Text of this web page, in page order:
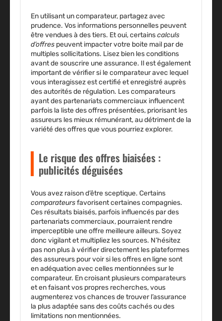
En utilisant uncomparateur, partagez avec
prudence. Vos informations personnelles peuvent
être vendues à destiers. Et oui, certainscalculs
d’offres peuvent impacter votre boite mail par de
multiples sollicitations. Lisez bien les conditions
avant de souscrire une assurance. Il est également
important de vérifier si le comparateur avec lequel
vous interagissez est certifié et enregistré auprès
des autorités de régulation. Les comparateurs
ayant des partenariats commerciaux influencent
parfois la liste des offres présentées, priorisant les
assureurs les mieux rémunérant, au détriment de la
variété des offres que vous pourriez explorer.
Le risque des offres biaisées :
publicités déguisées
Vous avez raison d’être sceptique. Certains
comparateursfavorisent certaines compagnies.
Ces résultats biaisés, parfois influencés par des
partenariats commerciaux, pourraient rendre
imperceptible une offre meilleure ailleurs. Soyez
donc vigilant et multipliez les sources. N’hésitez
pas non plus à vérifier directement les plateformes
des assureurs pour voir si les offres en ligne sont
en adéquation avec celles mentionnées sur le
comparateur. En croisant plusieurs comparateurs
et en faisant vos propres recherches, vous
augmenterez vos chances de trouver l’assurance
la plus adaptée sans des coûts cachés ou des
limitations non mentionnées.